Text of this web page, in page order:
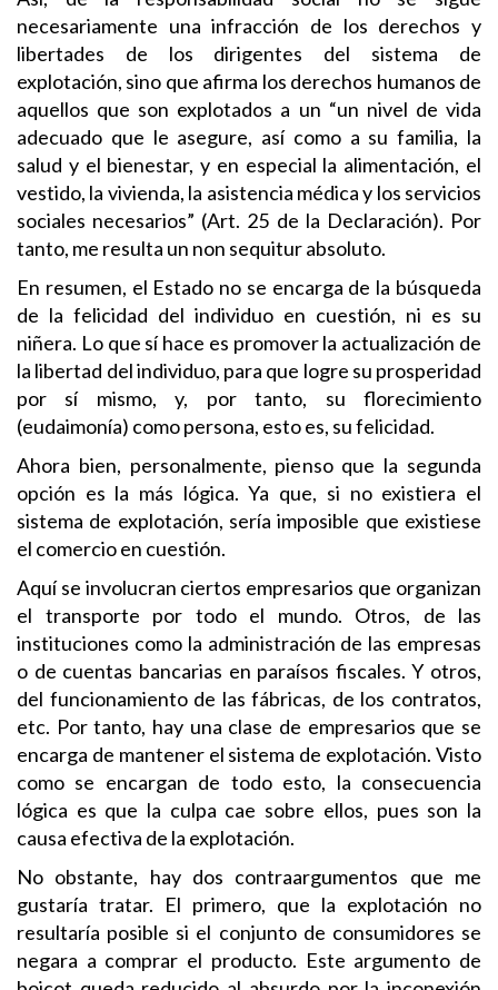
necesariamente una infracción de los derechos y
libertades de los dirigentes del sistema de
explotación, sino que afirma los derechos humanos de
aquellos que son explotados a un “un nivel de vida
adecuado que le asegure, así como a su familia, la
salud y el bienestar, y en especial la alimentación, el
vestido, la vivienda, la asistencia médica y los servicios
sociales necesarios” (Art. 25 de la Declaración). Por
tanto, me resulta un non sequitur absoluto.
En resumen, el Estado no se encarga de la búsqueda
de la felicidad del individuo en cuestión, ni es su
niñera. Lo que sí hace es promover la actualización de
la libertad del individuo, para que logre su prosperidad
por sí mismo, y, por tanto, su florecimiento
(eudaimonía) como persona, esto es, su felicidad.
Ahora bien, personalmente, pienso que la segunda
opción es la más lógica. Ya que, si no existiera el
sistema de explotación, sería imposible que existiese
el comercio en cuestión.
Aquí se involucran ciertos empresarios que organizan
el transporte por todo el mundo. Otros, de las
instituciones como la administración de las empresas
o de cuentas bancarias en paraísos fiscales. Y otros,
del funcionamiento de las fábricas, de los contratos,
etc. Por tanto, hay una clase de empresarios que se
encarga de mantener el sistema de explotación. Visto
como se encargan de todo esto, la consecuencia
lógica es que la culpa cae sobre ellos, pues son la
causa efectiva de la explotación.
No obstante, hay dos contraargumentos que me
gustaría tratar. El primero, que la explotación no
resultaría posible si el conjunto de consumidores se
negara a comprar el producto. Este argumento de